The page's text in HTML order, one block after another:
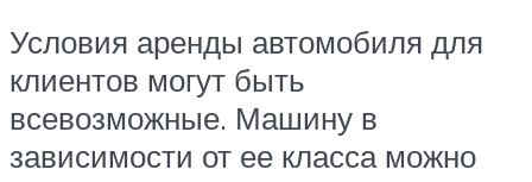
Условия аренды автомобиля для
клиентов могут быть
всевозможные. Машину в
зависимости от ее класса можно